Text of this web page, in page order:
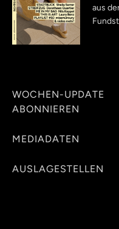
aus
WOCHEN-UPDATE
ABONNIEREN
MEDIADATEN
AUSLAGESTELLEN